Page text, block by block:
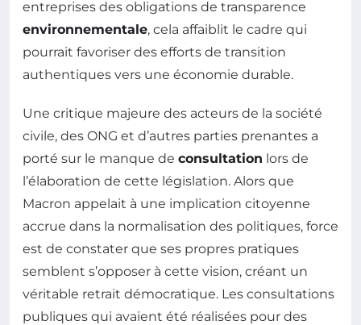
entreprises des obligations de transparence
environnementale, cela affaiblit le cadre qui
pourrait favoriser des efforts de transition
authentiques vers une économie durable.
Une critique majeure des acteurs de la société
civile, des ONG et d’autres parties prenantes a
porté sur le manque de consultation lors de
l’élaboration de cette législation. Alors que
Macron appelait à une implication citoyenne
accrue dans la normalisation des politiques, force
est de constater que ses propres pratiques
semblent s’opposer à cette vision, créant un
véritable retrait démocratique. Les consultations
publiques qui avaient été réalisées pour des